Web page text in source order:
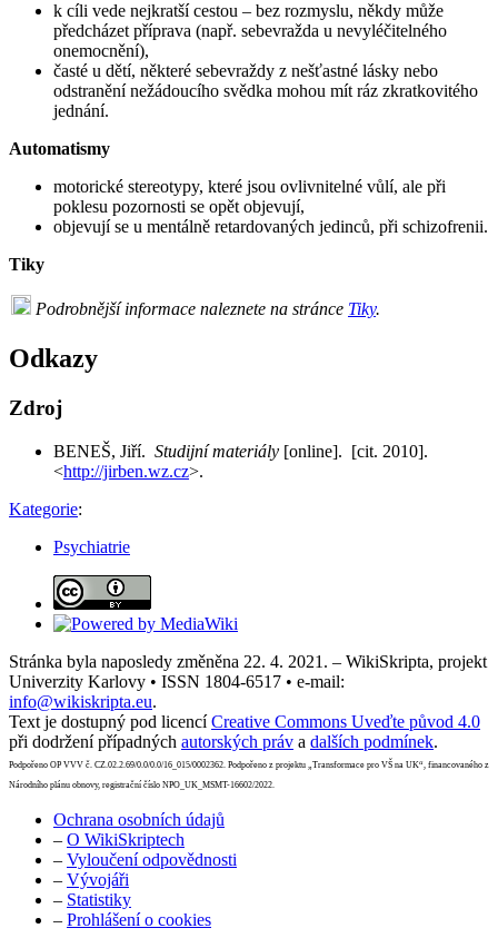
k cíli vede nejkratší cestou – bez rozmyslu, někdy může
předcházet příprava (např. sebevražda u nevyléčitelného
onemocnění),
časté u dětí, některé sebevraždy z nešťastné lásky nebo
odstranění nežádoucího svědka mohou mít ráz zkratkovitého
jednání.
Automatismy
motorické stereotypy, které jsou ovlivnitelné vůlí, ale při
poklesu pozornosti se opět objevují,
objevují se u mentálně retardovaných jedinců, při schizofrenii.
Tiky
Podrobnější informace naleznete na stránce Tiky.
Odkazy
Zdroj
BENEŠ, Jiří. Studijní materiály [online]. [cit. 2010].
<http://jirben.wz.cz>.
Kategorie:
Psychiatrie
Stránka byla naposledy změněna 22. 4. 2021. – WikiSkripta, projekt
Univerzity Karlovy • ISSN 1804-6517 • e-mail:
info@wikiskripta.eu.
Text je dostupný pod licencíCreative Commons Uveďte původ 4.0
při dodržení případných autorských práv a dalších podmínek.
Podpořeno OP VVV č. CZ.02.2.69/0.0/0.0/16_015/0002362. Podpořeno z projektu „Transformace pro VŠ na UK“, financovaného z
Národního plánu obnovy, registrační číslo NPO_UK_MSMT-16602/2022.
Ochrana osobních údajů
– O WikiSkriptech
– Vyloučení odpovědnosti
– Vývojáři
– Statistiky
– Prohlášení o cookies